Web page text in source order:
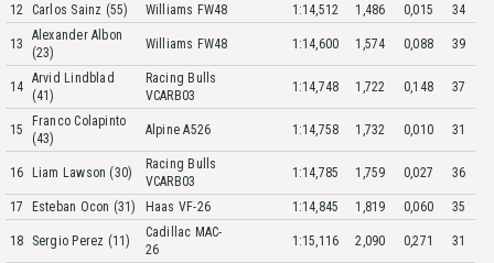
12
Carlos Sainz (55) Williams FW48 1:14,512 1,486 0,015 34
13
Alexander Albon
(23)
Williams FW48 1:14,600 1,574 0,088 39
14
Arvid Lindblad
(41)
Racing Bulls
VCARB03
1:14,748 1,722 0,148 37
15
Franco Colapinto
(43)
Alpine A526 1:14,758 1,732 0,010 31
16 Liam Lawson (30)
Racing Bulls
VCARB03
1:14,785 1,759 0,027 36
17 Esteban Ocon (31) Haas VF-26 1:14,845 1,819 0,060 35
18 Sergio Perez (11)
Cadillac MAC-
26
1:15,116 2,090 0,271 31